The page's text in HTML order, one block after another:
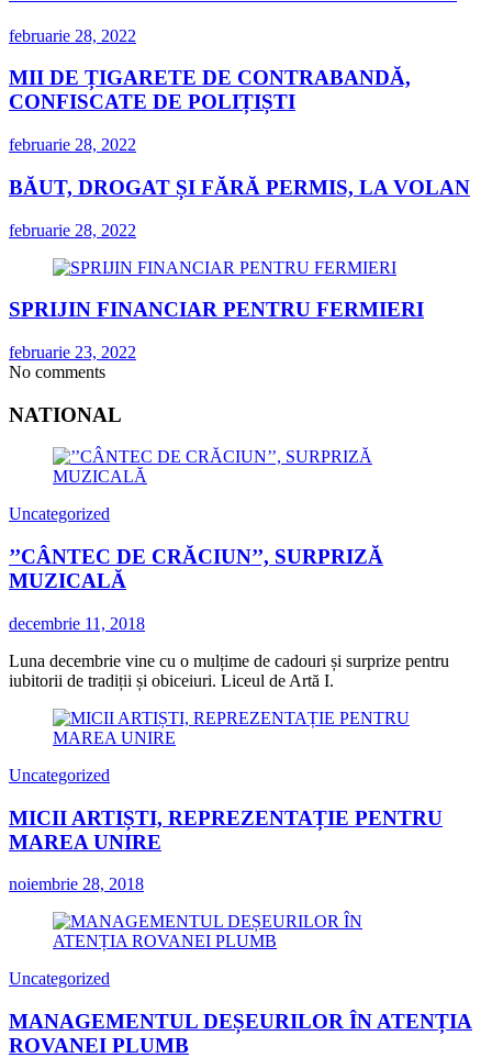
februarie 28, 2022
MII DE ȚIGARETE DE CONTRABANDĂ,
CONFISCATE DE POLIȚIȘTI
februarie 28, 2022
BĂUT, DROGAT ȘI FĂRĂ PERMIS, LA VOLAN
februarie 28, 2022
SPRIJIN FINANCIAR PENTRU FERMIERI
februarie 23, 2022
No comments
NATIONAL
Uncategorized
’’CÂNTEC DE CRĂCIUN’’, SURPRIZĂ
MUZICALĂ
decembrie 11, 2018
Luna decembrie vine cu o mulțime de cadouri și surprize pentru
iubitorii de tradiții și obiceiuri. Liceul de Artă I.
Uncategorized
MICII ARTIȘTI, REPREZENTAȚIE PENTRU
MAREA UNIRE
noiembrie 28, 2018
Uncategorized
MANAGEMENTUL DEȘEURILOR ÎN ATENȚIA
ROVANEI PLUMB